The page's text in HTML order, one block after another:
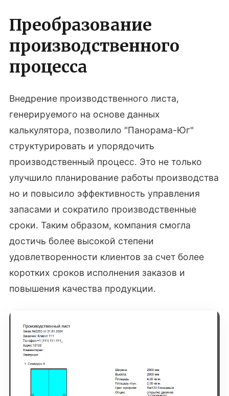
Преобразование
производственного
процесса
Внедрение производственного листа,
генерируемого на основе данных
калькулятора, позволило "Панорама-Юг"
структурировать и упорядочить
производственный процесс. Это не только
улучшило планирование работы производства
но и повысило эффективность управления
запасами и сократило производственные
сроки. Таким образом, компания смогла
достичь более высокой степени
удовлетворенности клиентов за счет более
коротких сроков исполнения заказов и
повышения качества продукции.